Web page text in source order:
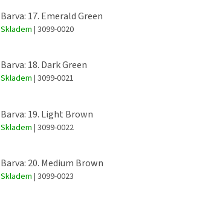
Barva: 17. Emerald Green
Skladem | 3099-0020
Barva: 18. Dark Green
Skladem | 3099-0021
Barva: 19. Light Brown
Skladem | 3099-0022
Barva: 20. Medium Brown
Skladem | 3099-0023